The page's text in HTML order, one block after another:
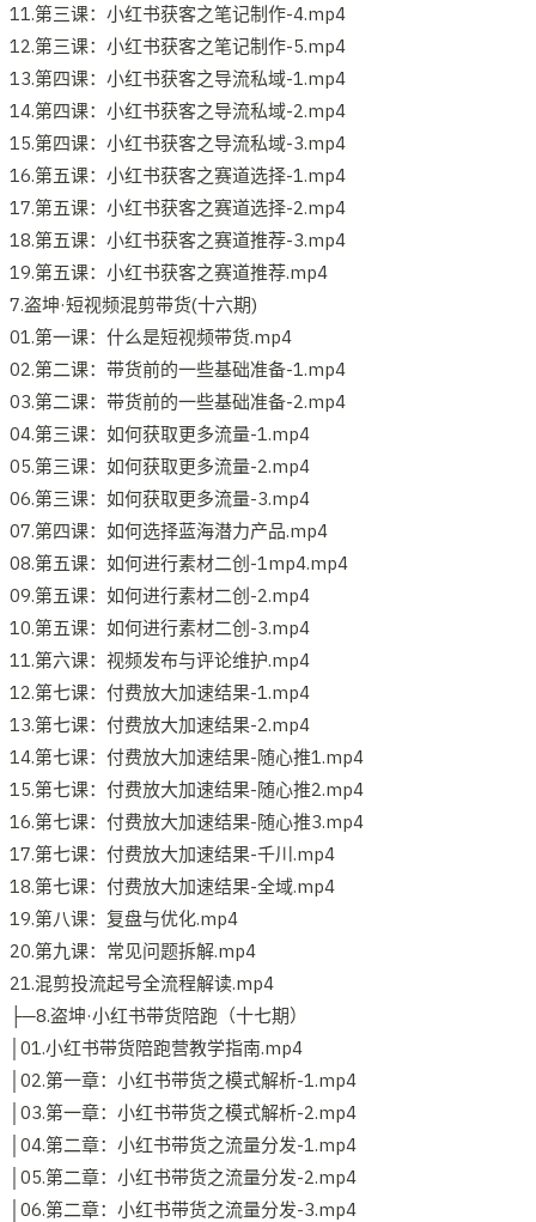
11.第三课：小红书获客之笔记制作-4.mp4
12.第三课：小红书获客之笔记制作-5.mp4
13.第四课：小红书获客之导流私域-1.mp4
14.第四课：小红书获客之导流私域-2.mp4
15.第四课：小红书获客之导流私域-3.mp4
16.第五课：小红书获客之赛道选择-1.mp4
17.第五课：小红书获客之赛道选择-2.mp4
18.第五课：小红书获客之赛道推荐-3.mp4
19.第五课：小红书获客之赛道推荐.mp4
7.盗坤·短视频混剪带货(十六期)
01.第一课：什么是短视频带货.mp4
02.第二课：带货前的一些基础准备-1.mp4
03.第二课：带货前的一些基础准备-2.mp4
04.第三课：如何获取更多流量-1.mp4
05.第三课：如何获取更多流量-2.mp4
06.第三课：如何获取更多流量-3.mp4
07.第四课：如何选择蓝海潜力产品.mp4
08.第五课：如何进行素材二创-1mp4.mp4
09.第五课：如何进行素材二创-2.mp4
10.第五课：如何进行素材二创-3.mp4
11.第六课：视频发布与评论维护.mp4
12.第七课：付费放大加速结果-1.mp4
13.第七课：付费放大加速结果-2.mp4
14.第七课：付费放大加速结果-随心推1.mp4
15.第七课：付费放大加速结果-随心推2.mp4
16.第七课：付费放大加速结果-随心推3.mp4
17.第七课：付费放大加速结果-千川.mp4
18.第七课：付费放大加速结果-全域.mp4
19.第八课：复盘与优化.mp4
20.第九课：常见问题拆解.mp4
21.混剪投流起号全流程解读.mp4
├─8.盗坤·小红书带货陪跑（十七期）
│01.小红书带货陪跑营教学指南.mp4
│02.第一章：小红书带货之模式解析-1.mp4
│03.第一章：小红书带货之模式解析-2.mp4
│04.第二章：小红书带货之流量分发-1.mp4
│05.第二章：小红书带货之流量分发-2.mp4
│06.第二章：小红书带货之流量分发-3.mp4